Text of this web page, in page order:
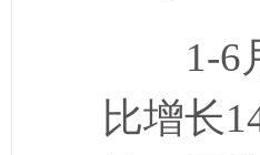
1-6
比增长